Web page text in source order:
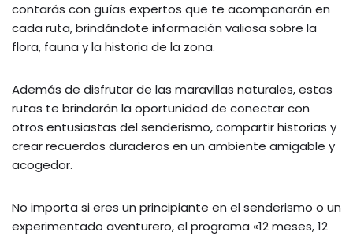
contarás con guías expertos que te acompañarán en
cada ruta, brindándote información valiosa sobre la
flora, fauna y la historia de la zona.
Además de disfrutar de las maravillas naturales, estas
rutas te brindarán la oportunidad de conectar con
otros entusiastas del senderismo, compartir historias y
crear recuerdos duraderos en un ambiente amigable y
acogedor.
No importa si eres un principiante en el senderismo o un
experimentado aventurero, el programa «12 meses, 12